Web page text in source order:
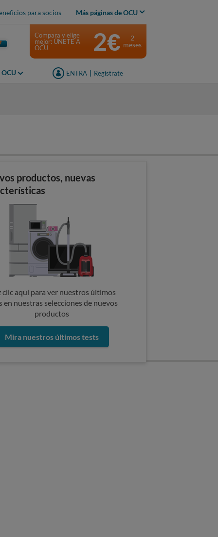
para socios Más páginas de OCU
ENTRA Regístrate
Compara y elige
mejor: ÚNETE A
OCU
2€
2
meses
productos, nuevas
clic aquí para ver nuestros últimos
en nuestras selecciones de nuevos
productos
Mira nuestros últimos tests